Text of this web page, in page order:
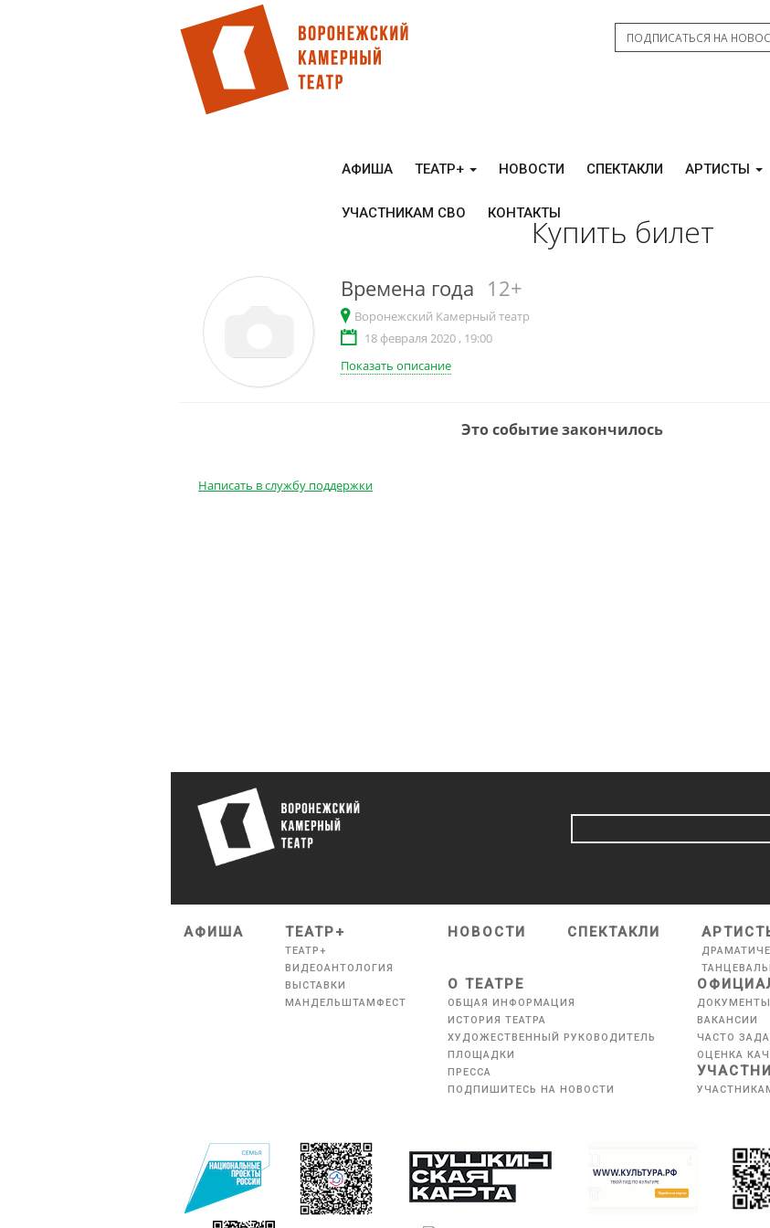
ПОДПИСАТЬСЯ НА
АФИША ТЕАТР+ НОВОСТИ СПЕКТАКЛИ АРТИСТЫ
УЧАСТНИКАМ СВО КОНТАКТЫКупить билет
АФИША ТЕАТР+
ТЕАТР+
ВИДЕОАНТОЛОГИЯ
ВЫСТАВКИ
МАНДЕЛЬШТАМФЕСТ
НОВОСТИ СПЕКТАКЛИ
О ТЕАТРЕ
ОБЩАЯ ИНФОРМАЦИЯ
ИСТОРИЯ ТЕАТРА
ХУДОЖЕСТВЕННЫЙ РУКОВОДИТЕЛЬ
ПЛОЩАДКИ
ПРЕССА
ПОДПИШИТЕСЬ НА НОВОСТИ
ДОКУМЕНТЫ
ВАКАНСИИ
ЧАСТО
ОЦЕНКА